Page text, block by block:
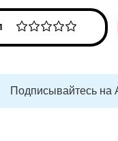
Подписывайтесь на